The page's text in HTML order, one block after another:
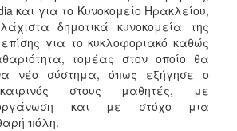
και για το Κυνοκομείο Ηρακλείου,
δημοτικά κυνοκομεία της
για το κυκλοφοριακό καθώς
τομέας στον οποίο θα
νέο σύστημα, όπως εξήγησε ο
στους μαθητές, με
οργάνωση και με στόχο μια
πόλη.